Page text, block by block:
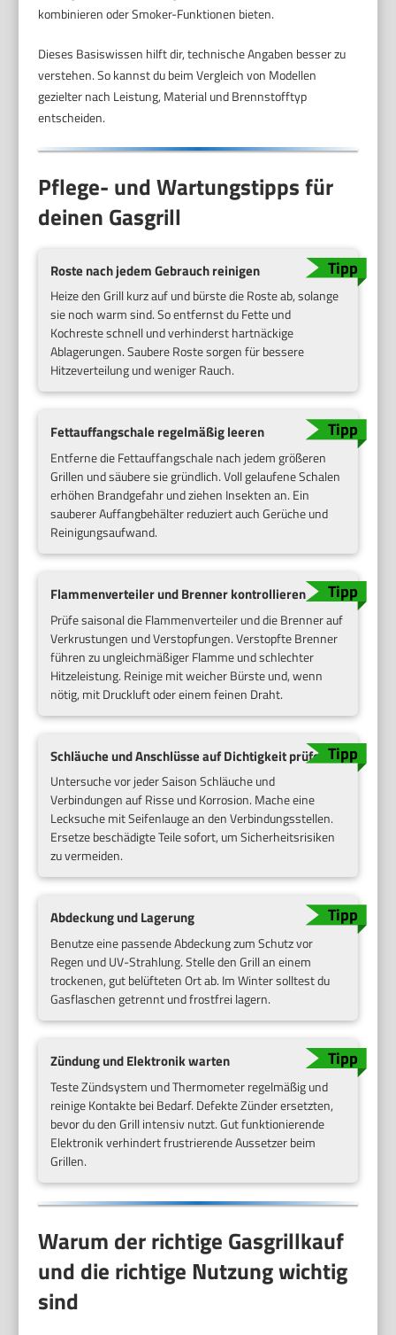
kombinieren oder Smoker-Funktionen bieten.
Dieses Basiswissen hilft dir, technische Angaben besser zu
verstehen. So kannst du beim Vergleich von Modellen
gezielter nach Leistung, Material und Brennstofftyp
entscheiden.
Pflege- und Wartungstipps für
deinen Gasgrill
Roste nach jedem Gebrauch reinigen
Heize den Grill kurz auf und bürste die Roste ab, solange
sie noch warm sind. So entfernst du Fette und
Kochreste schnell und verhinderst hartnäckige
Ablagerungen. Saubere Roste sorgen für bessere
Hitzeverteilung und weniger Rauch.
Fettauffangschale regelmäßig leeren
Entferne die Fettauffangschale nach jedem größeren
Grillen und säubere sie gründlich. Voll gelaufene Schalen
erhöhen Brandgefahr und ziehen Insekten an. Ein
sauberer Auffangbehälter reduziert auch Gerüche und
Reinigungsaufwand.
Flammenverteiler und Brenner kontrollieren
Prüfe saisonal die Flammenverteiler und die Brenner auf
Verkrustungen und Verstopfungen. Verstopfte Brenner
führen zu ungleichmäßiger Flamme und schlechter
Hitzeleistung. Reinige mit weicher Bürste und, wenn
nötig, mit Druckluft oder einem feinen Draht.
Schläuche und Anschlüsse auf Dichtigkeit prüfen
Untersuche vor jeder Saison Schläuche und
Verbindungen auf Risse und Korrosion. Mache eine
Lecksuche mit Seifenlauge an den Verbindungsstellen.
Ersetze beschädigte Teile sofort, um Sicherheitsrisiken
zu vermeiden.
Abdeckung und Lagerung
Benutze eine passende Abdeckung zum Schutz vor
Regen und UV-Strahlung. Stelle den Grill an einem
trockenen, gut belüfteten Ort ab. Im Winter solltest du
Gasflaschen getrennt und frostfrei lagern.
Zündung und Elektronik warten
Teste Zündsystem und Thermometer regelmäßig und
reinige Kontakte bei Bedarf. Defekte Zünder ersetzten,
bevor du den Grill intensiv nutzt. Gut funktionierende
Elektronik verhindert frustrierende Aussetzer beim
Grillen.
Warum der richtige Gasgrillkauf
und die richtige Nutzung wichtig
sind